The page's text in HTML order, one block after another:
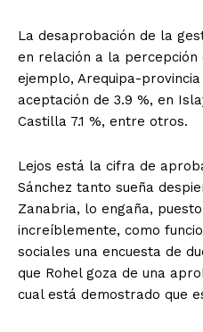
La desaprobación de la
en relación a la
ejemplo, Arequipa-
aceptación de 3.9 %, en
Castilla 7.1 %, entre otros.
Lejos está la cifra de
Sánchez tanto sueña
Zanabria, lo engaña,
increíblemente, como
sociales una encuesta de
que Rohel goza de una
cual está demostrado que